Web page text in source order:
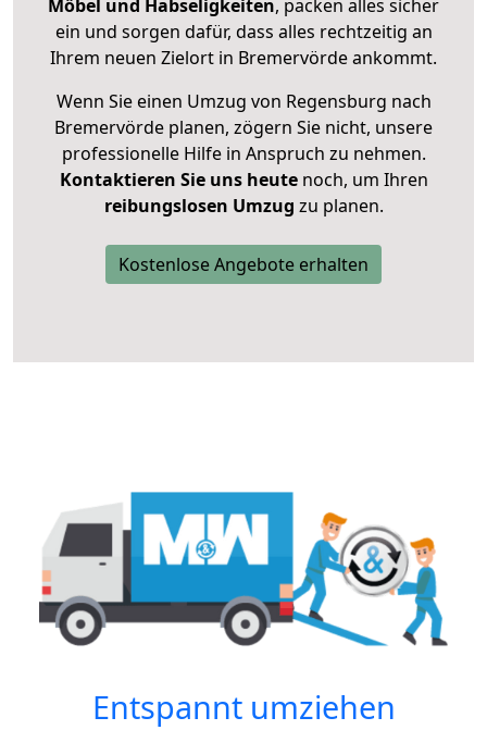
Möbel und Habseligkeiten, packen alles sicher
ein und sorgen dafür, dass alles rechtzeitig an
Ihrem neuen Zielort in Bremervörde ankommt.
Wenn Sie einen Umzug von Regensburg nach
Bremervörde planen, zögern Sie nicht, unsere
professionelle Hilfe in Anspruch zu nehmen.
Kontaktieren Sie uns heutenoch, um Ihren
reibungslosen Umzug zu planen.
Kostenlose Angebote erhalten
Entspannt umziehen